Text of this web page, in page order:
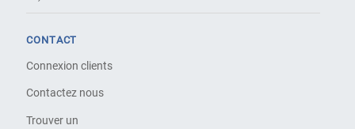
CONTACT
Connexion clients
Contactez nous
Trouver un